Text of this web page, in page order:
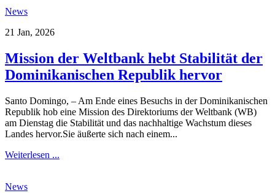
News
21 Jan, 2026
Mission der Weltbank hebt Stabilität der
Dominikanischen Republik hervor
Santo Domingo, – Am Ende eines Besuchs in der Dominikanischen
Republik hob eine Mission des Direktoriums der Weltbank (WB)
am Dienstag die Stabilität und das nachhaltige Wachstum dieses
Landes hervor.Sie äußerte sich nach einem...
Weiterlesen ...
News